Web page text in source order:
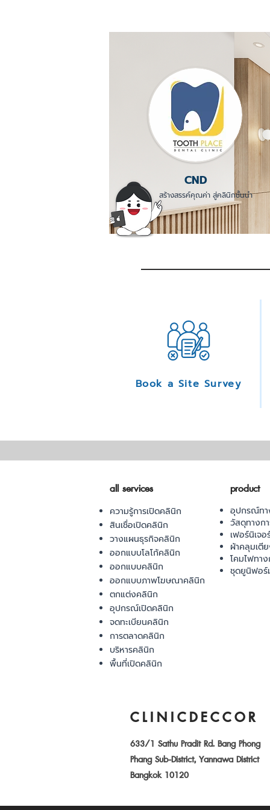
CND
สร้างสรรค์คุณค่า สู่คลินิกชั้นนำ
Book a Site Survey
all services
ความรู้การเปิดคลินิก
สินเชื่อเปิดคลินิก
วางแผนธุรกิจคลินิก
ออกแบบโลโก้คลินิก
ออกแบบคลินิก
ออกแบบภาพโฆษณาคลินิก
ตกแต่งคลินิก
อุปกรณ์เปิดคลินิก
จดทะเบียนคลินิก
การตลาดคลินิก
บริหารคลินิก
พื้นที่เปิดคลินิก
product
อุปกรณ์ทา
วัสดุทางก
เฟอร์นิเจ
ผ้าคลุมเตี
โคมไฟทา
ชุดยูนิฟอร์
CLINICDECCOR
633/1 Sathu Pradit Rd. Bang Phong
Phang Sub-District, Yannawa District
Bangkok 10120